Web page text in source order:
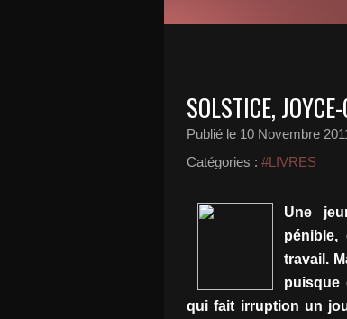
SOLSTICE,
Publié le 10 Novembre
Catégories : #LIVRES
Une
pénible,
travail.
puisque
qui fait irruption un